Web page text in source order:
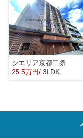
シエリア京都二条
25.5万円/ 3LDK